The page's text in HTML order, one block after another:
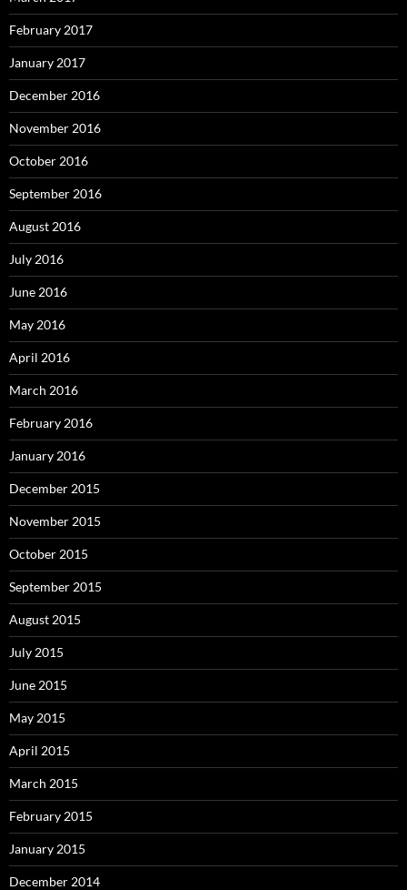
February 2017
January 2017
December 2016
November 2016
October 2016
September 2016
August 2016
July 2016
June 2016
May 2016
April 2016
March 2016
February 2016
January 2016
December 2015
November 2015
October 2015
September 2015
August 2015
July 2015
June 2015
May 2015
April 2015
March 2015
February 2015
January 2015
December 2014